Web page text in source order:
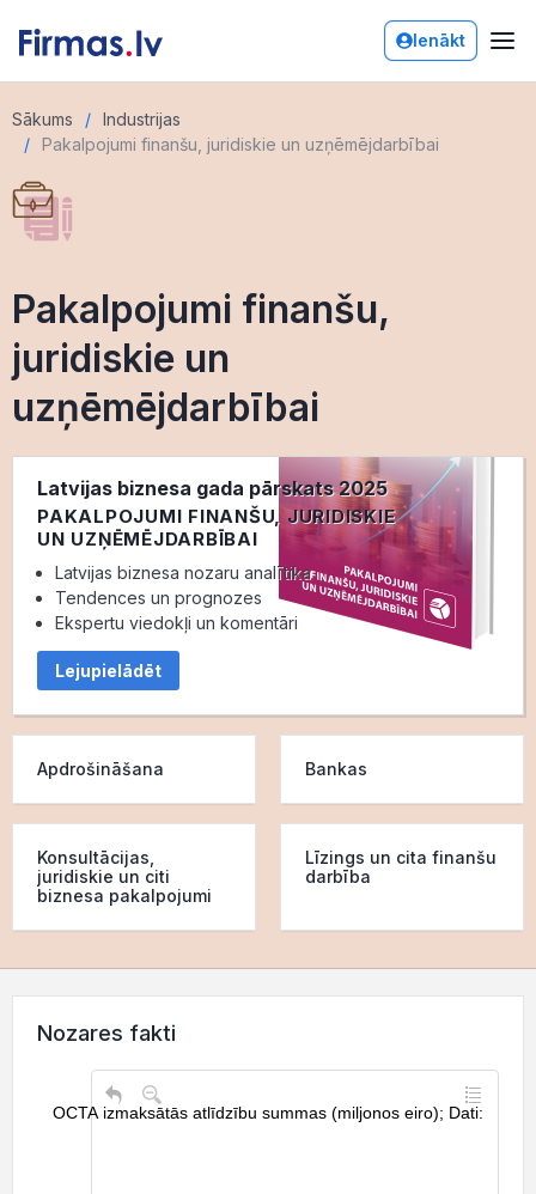
Ienākt
Sākums
Industrijas
Pakalpojumi finanšu, juridiskie un uzņēmējdarbībai
Pakalpojumi finanšu,
juridiskie un
uzņēmējdarbībai
Latvijas biznesa gada pārskats 2025
PAKALPOJUMI FINANŠU, JURIDISKIE
UN UZŅĒMĒJDARBĪBAI
Latvijas biznesa nozaru analītika
Tendences un prognozes
Ekspertu viedokļi un komentāri
Lejupielādēt
Apdrošināšana Bankas
Konsultācijas,
juridiskie un citi
biznesa pakalpojumi
Līzings un cita finanšu
darbība
Nozares fakti